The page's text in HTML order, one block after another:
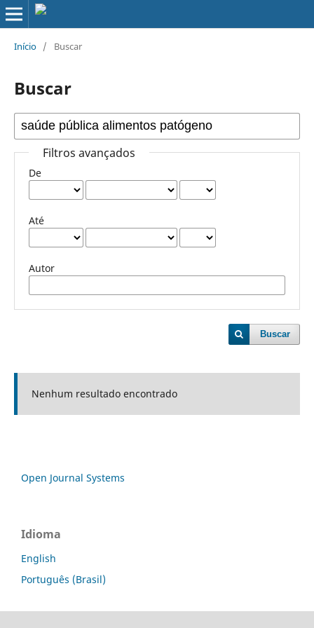
Início / Buscar
Buscar
Filtros avançados
De
Até
Autor
Buscar
Nenhum resultado encontrado
Open Journal Systems
Idioma
English
Português (Brasil)